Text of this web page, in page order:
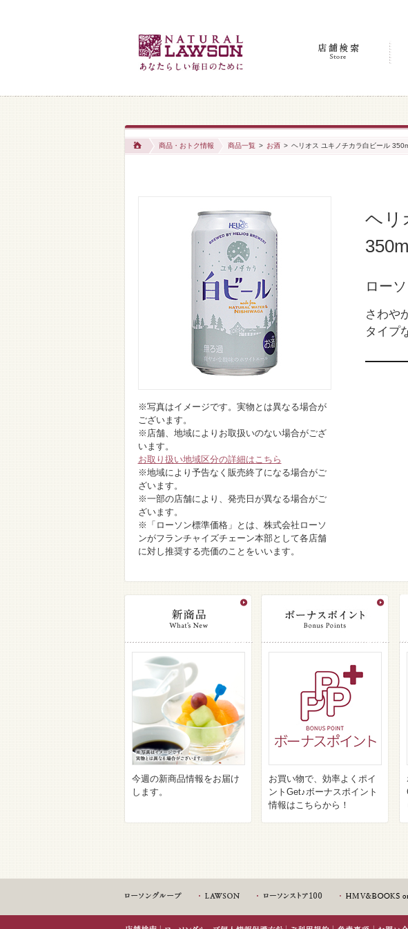
商品・おトク情報 商品一覧 > お酒 > ヘリオス ユキノチカラ白ビール
ヘリ
ロー
さわや
タイプ
※写真はイメージです。実物とは異なる場合が
ございます。
※店舗、地域によりお取扱いのない場合がござ
います。
お取り扱い地域区分の詳細はこちら
※地域により予告なく販売終了になる場合がご
ざいます。
※一部の店舗により、発売日が異なる場合がご
ざいます。
※「ローソン標準価格」とは、株式会社ローソ
ンがフランチャイズチェーン本部として各店舗
に対し推奨する売価のことをいいます。
今週の新商品情報をお届け
します。
お買い物で、効率よくポイ
ントGet♪ボーナスポイント
情報はこちらから！